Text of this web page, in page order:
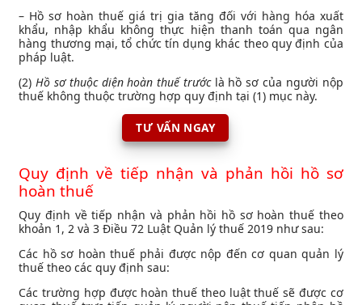
– Hồ sơ hoàn thuế giá trị gia tăng đối với hàng hóa xuất
khẩu, nhập khẩu không thực hiện thanh toán qua ngân
hàng thương mại, tổ chức tín dụng khác theo quy định của
pháp luật.
(2)Hồ sơ thuộc diện hoàn thuế trướclà hồ sơ của người nộp
thuế không thuộc trường hợp quy định tại (1) mục này.
TƯ VẤN NGAY
Quy định về tiếp nhận và phản hồi hồ sơ
hoàn thuế
Quy định về tiếp nhận và phản hồi hồ sơ hoàn thuế theo
khoản 1, 2 và 3 Điều 72 Luật Quản lý thuế 2019 như sau:
Các hồ sơ hoàn thuế phải được nộp đến cơ quan quản lý
thuế theo các quy định sau:
Các trường hợp được hoàn thuế theo luật thuế sẽ được cơ